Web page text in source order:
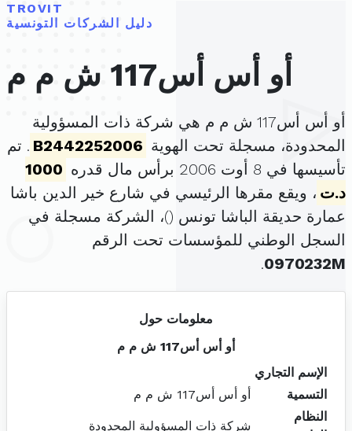
TROVIT
دليل الشركات التونسية
أو أس أس117 ش م م
أو أس أس117 ش م م هي شركة ذات المسؤولية
المحدودة، مسجلة تحت الهوية B2442252006 . تم
تأسيسها في 8 أوت 2006 برأس مال قدره
1000
د.ت ، ويقع مقرها الرئيسي في شارع خير الدين باشا
عمارة حديقة الباشا تونس ()، الشركة مسجلة في
السجل الوطني للمؤسسات تحت الرقم
0970232M
.
معلومات حول
أو أس أس117 ش م م
الإسم التجاري
التسمية
أو أس أس117 ش م م
النظام
شركة ذات المسؤولية المحدودة